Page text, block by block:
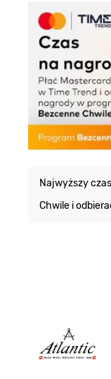
Najwyższy
Chwile i